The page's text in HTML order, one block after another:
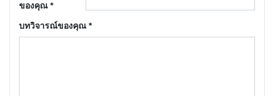
ของคุณ *
บทวิจารณ์ของคุณ *